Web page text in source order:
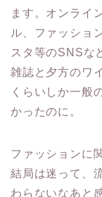
ます。オンライ
ル、ファッショ
スタ等のSNSな
雑誌と夕方のワ
くらいしか一般
かったのに。
ファッションに
結局は迷って、
わらないなあと